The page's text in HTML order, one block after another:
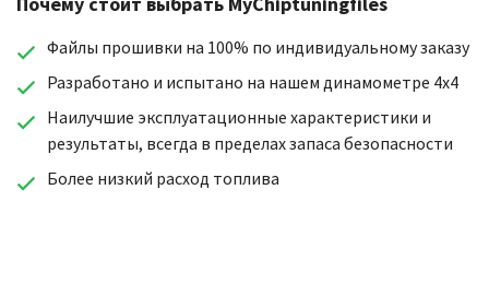
Файлы прошивки на 100% по индивидуальному заказу
Разработано и испытано на нашем динамометре 4x4
Наилучшие эксплуатационные характеристики и
результаты, всегда в пределах запаса безопасности
Более низкий расход топлива